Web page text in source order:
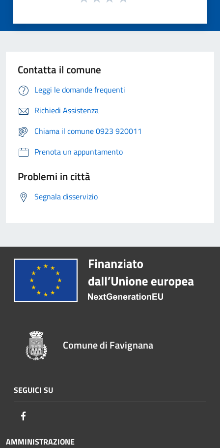
Contatta il comune
Leggi le domande frequenti
Richiedi Assistenza
Chiama il comune 0923 920011
Prenota un appuntamento
Problemi in città
Segnala disservizio
Comune di Favignana
SEGUICI SU
AMMINISTRAZIONE